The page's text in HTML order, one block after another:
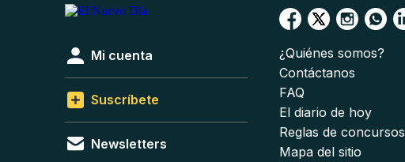
Mi cuenta
Suscríbete
Newsletters
¿Quiénes somos?
Contáctanos
FAQ
El diario de hoy
Reglas de concursos
Mapa del sitio